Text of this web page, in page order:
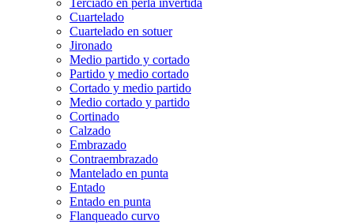
Terciado en perla invertida
Cuartelado
Cuartelado en sotuer
Jironado
Medio partido y cortado
Partido y medio cortado
Cortado y medio partido
Medio cortado y partido
Cortinado
Calzado
Embrazado
Contraembrazado
Mantelado en punta
Entado
Entado en punta
Flanqueado curvo